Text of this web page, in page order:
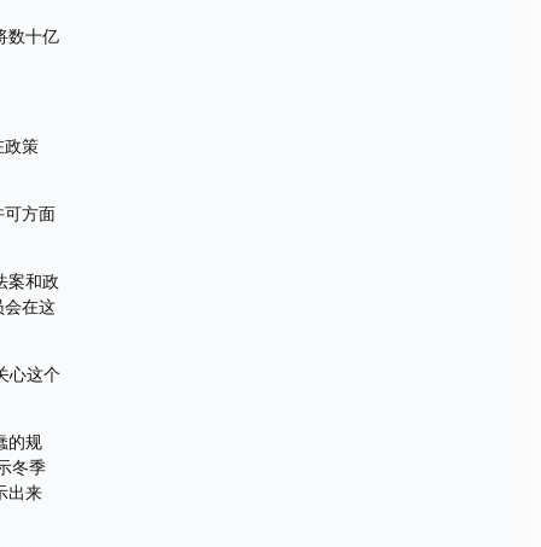
数十亿
策
可方面
案和政
会在这
心这个
的规
冬季
出来